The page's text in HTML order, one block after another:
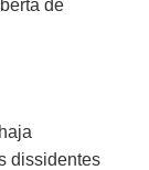
de
dissidentes